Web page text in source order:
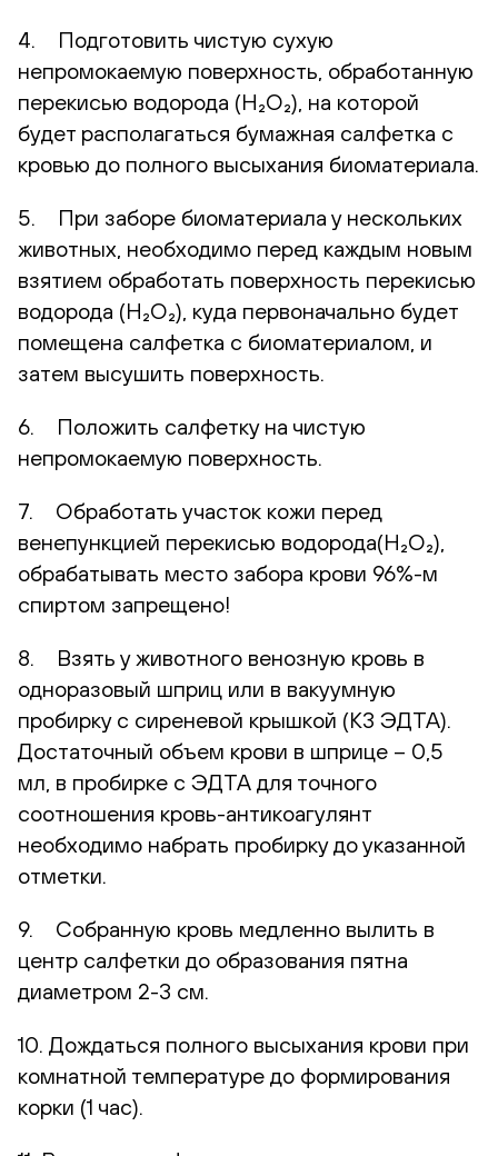
4. Подготовить чистую сухую
непромокаемую поверхность, обработанную
перекисью водорода (H₂O₂), на которой
будет располагаться бумажная салфетка с
кровью до полного высыхания биоматериала.
5. При заборе биоматериала у нескольких
животных, необходимо перед каждым новым
взятием обработать поверхность перекисью
водорода (H₂O₂), куда первоначально будет
помещена салфетка с биоматериалом, и
затем высушить поверхность.
6. Положить салфетку на чистую
непромокаемую поверхность.
7. Обработать участок кожи перед
венепункцией перекисью водорода(H₂O₂),
обрабатывать место забора крови 96%-м
спиртом запрещено!
8. Взять у животного венозную кровь в
одноразовый шприц или в вакуумную
пробирку с сиреневой крышкой (К3 ЭДТА).
Достаточный объем крови в шприце – 0,5
мл, в пробирке с ЭДТА для точного
соотношения кровь-антикоагулянт
необходимо набрать пробирку до указанной
отметки.
9. Собранную кровь медленно вылить в
центр салфетки до образования пятна
диаметром 2-3 см.
10. Дождаться полного высыхания крови при
комнатной температуре до формирования
корки (1 час).